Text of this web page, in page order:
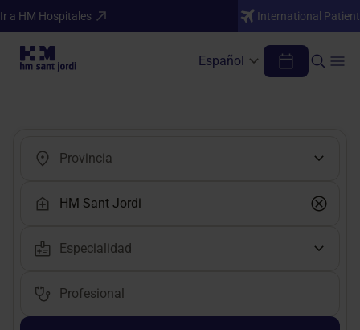
Ir a HM Hospitales International Patient
Español
Encuentra tu médico o profesional